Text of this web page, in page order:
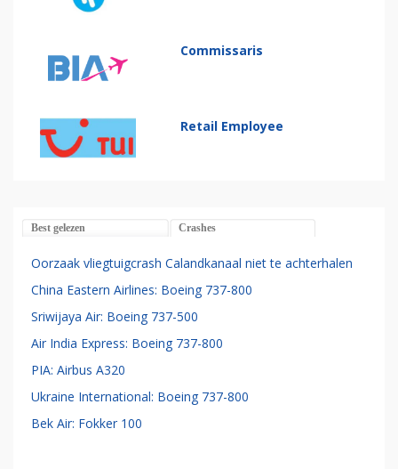
Commissaris
Retail Employee
Best gelezen Crashes
Oorzaak vliegtuigcrash Calandkanaal niet te achterhalen
China Eastern Airlines: Boeing 737-800
Sriwijaya Air: Boeing 737-500
Air India Express: Boeing 737-800
PIA: Airbus A320
Ukraine International: Boeing 737-800
Bek Air: Fokker 100